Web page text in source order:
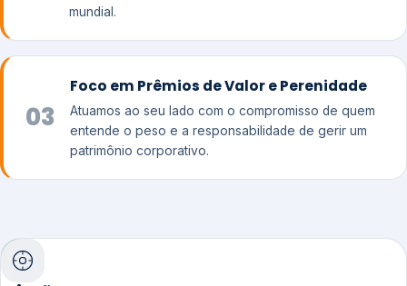
mundial.
03
Foco em Prêmios de Valor e Perenidade
Atuamos ao seu lado com o compromisso de quem
entende o peso e a responsabilidade de gerir um
patrimônio corporativo.